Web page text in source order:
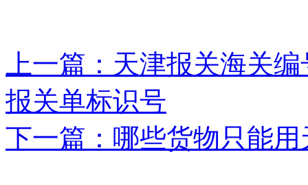
上一篇：天津报关海关
报关单标识号
下一篇：哪些货物只能